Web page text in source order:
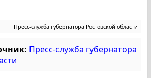
Пресс-служба губернатора Ростовской области
Пресс-служба губернатора